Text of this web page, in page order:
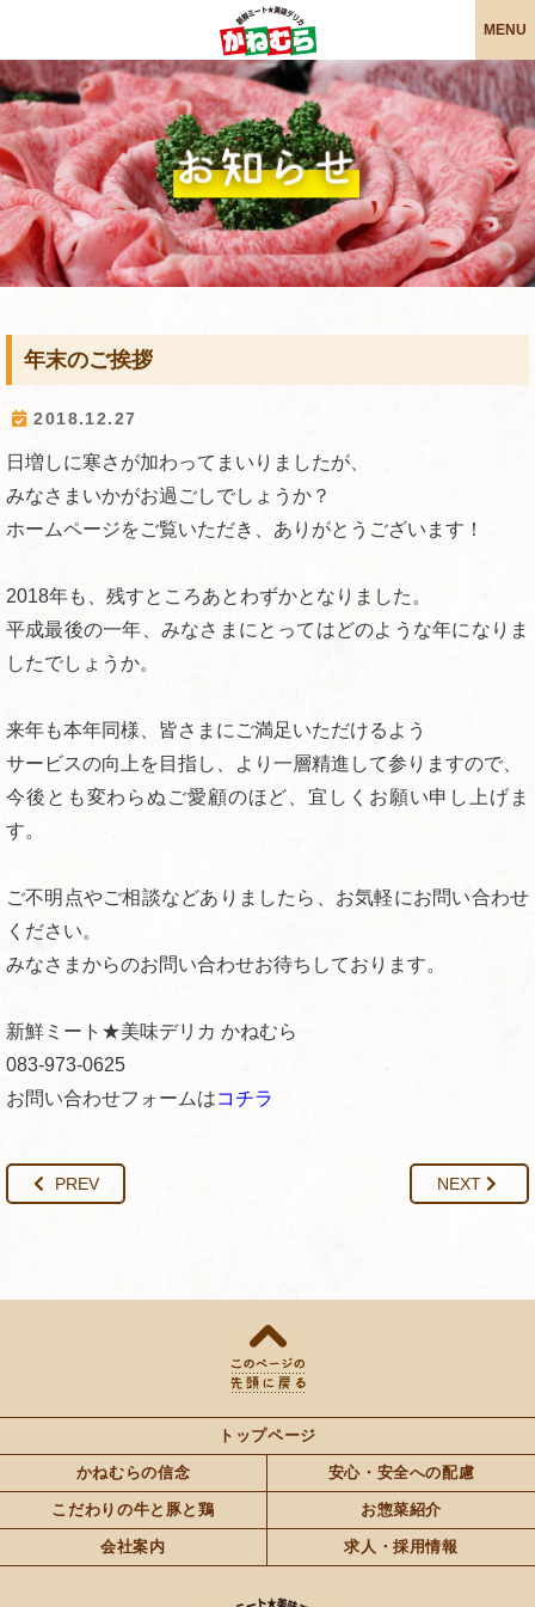
MENU
ホーム
かねむらの信念
安心・安全への配慮
こだわりの牛と豚と鶏
お惣菜紹介
会社概要
求人・採用情報
年末のご挨拶
2018.12.27
日増しに寒さが加わってまいりましたが、
みなさまいかがお過ごしでしょうか？
ホームページをご覧いただき、ありがとうございます！
2018年も、残すところあとわずかとなりました。
平成最後の一年、みなさまにとってはどのような年になりま
したでしょうか。
来年も本年同様、皆さまにご満足いただけるよう
サービスの向上を目指し、より一層精進して参りますので、
今後とも変わらぬご愛顧のほど、宜しくお願い申し上げま
す。
ご不明点やご相談などありましたら、お気軽にお問い合わせ
ください。
みなさまからのお問い合わせお待ちしております。
新鮮ミート★美味デリカ かねむら
083-973-0625
お問い合わせフォームはコチラ
PREV NEXT
トップページ
かねむらの信念 安心・安全への配慮
こだわりの牛と豚と鶏 お惣菜紹介
会社案内 求人・採用情報